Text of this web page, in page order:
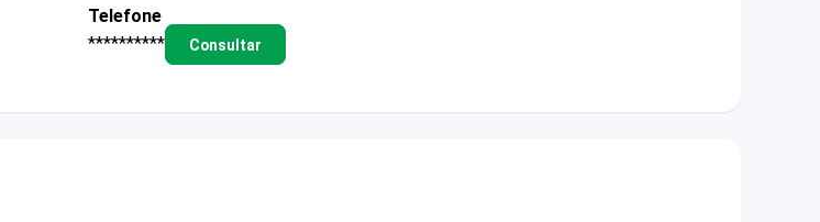
Telefone
**********
Consultar